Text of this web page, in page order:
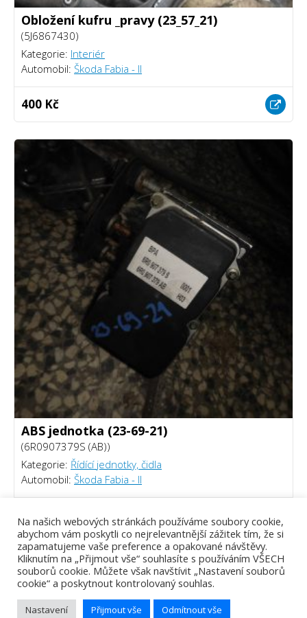
Obložení kufru _pravy (23_57_21)
(5J6867430)
Kategorie: Interiér
Automobil: Škoda Fabia - II
400 Kč
ABS jednotka (23-69-21)
(6R0907379S (AB))
Kategorie: Řídící jednotky, čidla
Automobil: Škoda Fabia - II
1500 Kč
Na našich webových stránkách používáme soubory cookie,
abychom vám poskytli co nejrelevantnější zážitek tím, že si
zapamatujeme vaše preference a opakované návštěvy.
Kliknutím na „Přijmout vše“ souhlasíte s používáním VŠECH
souborů cookie. Můžete však navštívit „Nastavení souborů
cookie“ a poskytnout kontrolovaný souhlas.
Nastavení Přijmout vše Odmítnout vše